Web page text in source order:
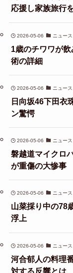
応援し家族旅行
2026-05-06 ニュース
1歳のチワワが
術の詳細
2026-05-06 ニュース
日向坂46下田衣
ン驚愕
2026-05-06 ニュース
磐越道マイクロ
が重傷の大惨事
2026-05-06 ニュース
山菜採り中の78
浮上
2026-05-06 ニュース
河合郁人の料理
対する反響とは